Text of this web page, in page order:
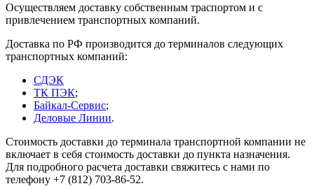
Осуществляем доставку собственным траспортом и с
привлечением транспортных компаний.
Доставка по РФ производится до терминалов следующих
транспортных компаний:
СДЭК
ТК ПЭК;
Байкал-Сервис;
Деловые Линии.
Стоимость доставки до терминала транспортной компании не
включает в себя стоимость доставки до пункта назначения.
Для подробного расчета доставки свяжитесь с нами по
телефону +7 (812) 703-86-52.